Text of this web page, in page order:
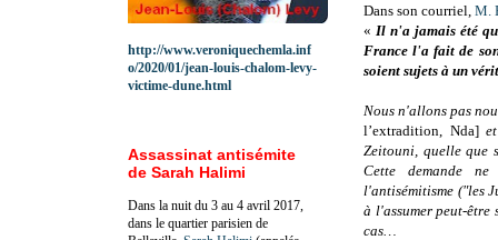
Dans son courriel, M.
« Il n'a jamais été
France l'a fait de
soient sujets à un
Nous n'allons pas
l’extradition, Nda]et
Zeitouni, quelle que
Cette demande ne
l'antisémitisme ("les
à l'assumer peut-être
cas…
http://www.veroniquechemla.inf
o/2020/01/jean-louis-chalom-levy-
victime-dune.html
Assassinat antisémite
de Sarah Halimi
Dans la nuit du 3 au 4 avril 2017,
dans le quartier parisien de